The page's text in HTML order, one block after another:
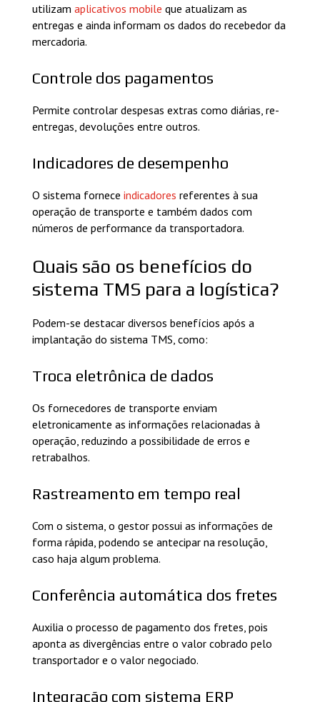
utilizam aplicativos mobile que atualizam as
entregas e ainda informam os dados do recebedor da
mercadoria.
Controle dos pagamentos
Permite controlar despesas extras como diárias, re-
entregas, devoluções entre outros.
Indicadores de desempenho
O sistema fornece indicadores referentes à sua
operação de transporte e também dados com
números de performance da transportadora.
Quais são os benefícios do
sistema TMS para a logística?
Podem-se destacar diversos benefícios após a
implantação do sistema TMS, como:
Troca eletrônica de dados
Os fornecedores de transporte enviam
eletronicamente as informações relacionadas à
operação, reduzindo a possibilidade de erros e
retrabalhos.
Rastreamento em tempo real
Com o sistema, o gestor possui as informações de
forma rápida, podendo se antecipar na resolução,
caso haja algum problema.
Conferência automática dos fretes
Auxilia o processo de pagamento dos fretes, pois
aponta as divergências entre o valor cobrado pelo
transportador e o valor negociado.
Integração com sistema ERP